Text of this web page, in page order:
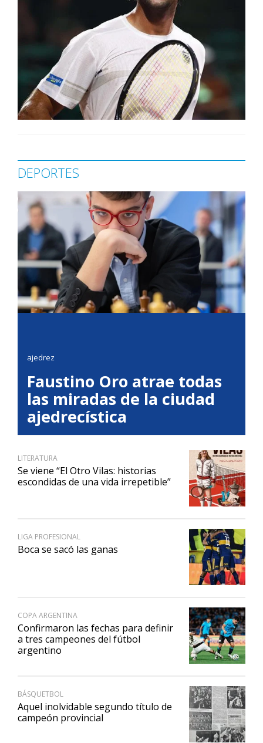
DEPORTES
ajedrez
Faustino Oro atrae todas
las miradas de la ciudad
ajedrecística
LITERATURA
Se viene “El Otro Vilas: historias
escondidas de una vida irrepetible”
LIGA PROFESIONAL
Boca se sacó las ganas
COPA ARGENTINA
Confirmaron las fechas para definir
a tres campeones del fútbol
argentino
BÁSQUETBOL
Aquel inolvidable segundo título de
campeón provincial